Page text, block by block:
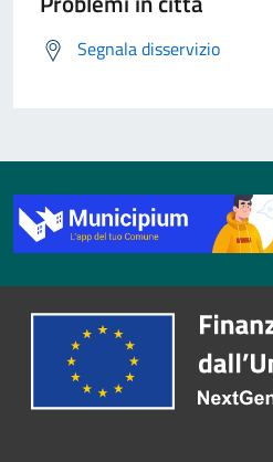
Segnala disservizio